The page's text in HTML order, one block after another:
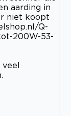
aarding in
niet koopt
Q-
200W-53-
veel